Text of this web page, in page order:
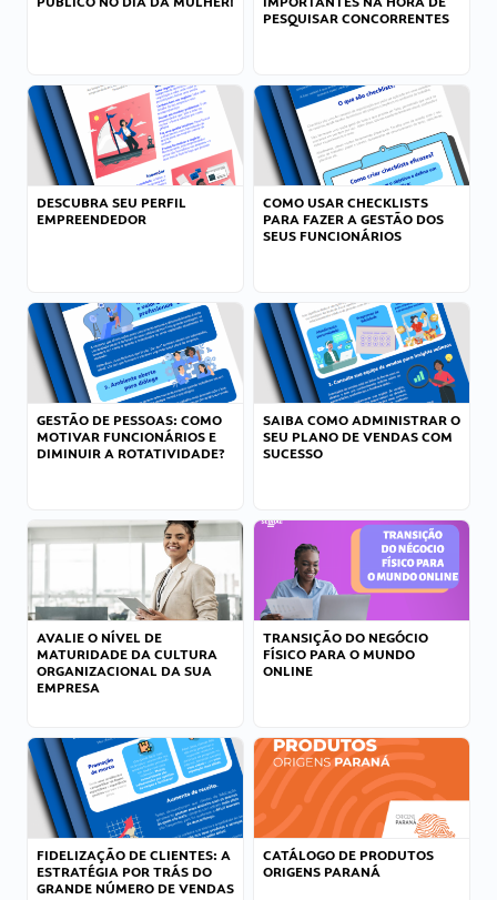
PESQUISAR CONCORRENTES
DESCUBRA SEU PERFIL
EMPREENDEDOR
COMO USAR CHECKLISTS
PARA FAZER A GESTÃO DOS
SEUS FUNCIONÁRIOS
GESTÃO DE PESSOAS: COMO
MOTIVAR FUNCIONÁRIOS E
DIMINUIR A ROTATIVIDADE?
SAIBA COMO ADMINISTRAR O
SEU PLANO DE VENDAS COM
SUCESSO
AVALIE O NÍVEL DE
MATURIDADE DA CULTURA
ORGANIZACIONAL DA SUA
EMPRESA
TRANSIÇÃO DO NEGÓCIO
FÍSICO PARA O MUNDO
ONLINE
FIDELIZAÇÃO DE CLIENTES: A
ESTRATÉGIA POR TRÁS DO
GRANDE NÚMERO DE VENDAS
CATÁLOGO DE PRODUTOS
ORIGENS PARANÁ